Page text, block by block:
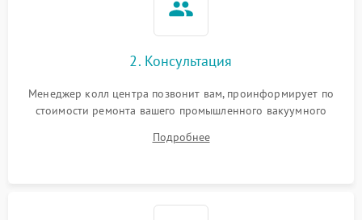
2. Консультация
Менеджер колл центра позвонит вам, проинформирует по
стоимости ремонта вашего промышленного вакуумного
Подробнее